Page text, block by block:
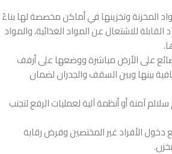
المخزنة وتخزينها في أماكن مخصصة لها بناءً
للاشتعال عن المواد الغذائية، والمواد
على الأرض مباشرة ووضعها على أرفف
بينها وبين السقف والجدران لضمان
آمنة أو أنظمة آلية لعمليات الرفع لتجنب
دخول الأفراد غير المختصين وفرض رقابة